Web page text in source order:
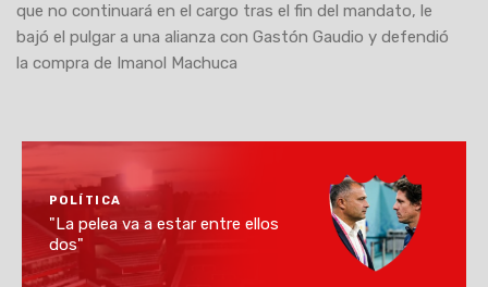
que no continuará en el cargo tras el fin del mandato, le
bajó el pulgar a una alianza con Gastón Gaudio y defendió
la compra de Imanol Machuca
POLÍTICA
"La pelea va a estar entre ellos
dos"